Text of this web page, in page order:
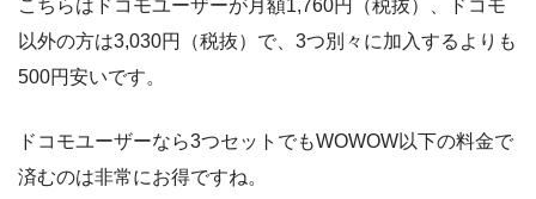
こちらはドコモユーザーが月額1,760円（税抜）、ドコモ
以外の方は3,030円（税抜）で、3つ別々に加入するよりも
500円安いです。
ドコモユーザーなら3つセットでもWOWOW以下の料金で
済むのは非常にお得ですね。